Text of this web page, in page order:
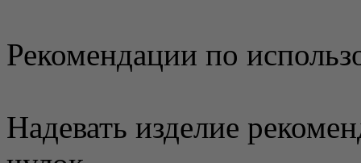
Рекомендации по
Надевать изделие